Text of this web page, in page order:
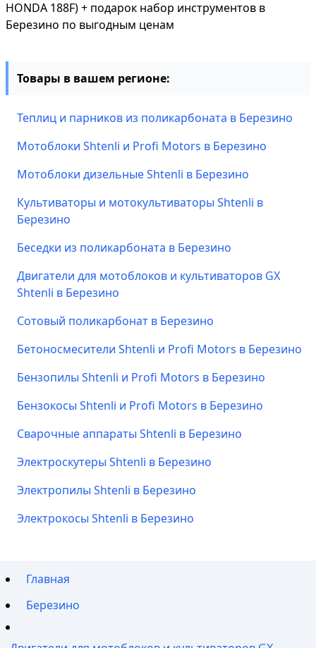
HONDA 188F) + подарок набор инструментов в
Березино по выгодным ценам
Товары в вашем регионе:
Теплиц и парников из поликарбоната в Березино
Мотоблоки Shtenli и Profi Motors в Березино
Мотоблоки дизельные Shtenli в Березино
Культиваторы и мотокультиваторы Shtenli в
Березино
Беседки из поликарбоната в Березино
Двигатели для мотоблоков и культиваторов GX
Shtenli в Березино
Сотовый поликарбонат в Березино
Бетоносмесители Shtenli и Profi Motors в Березино
Бензопилы Shtenli и Profi Motors в Березино
Бензокосы Shtenli и Profi Motors в Березино
Сварочные аппараты Shtenli в Березино
Электроскутеры Shtenli в Березино
Электропилы Shtenli в Березино
Электрокосы Shtenli в Березино
Главная
Березино